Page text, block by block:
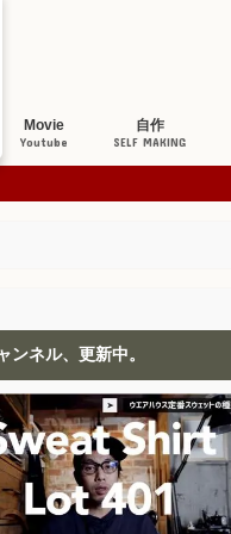
Movie
Youtube
自作
SELF MAKING
ンネル、更新中。